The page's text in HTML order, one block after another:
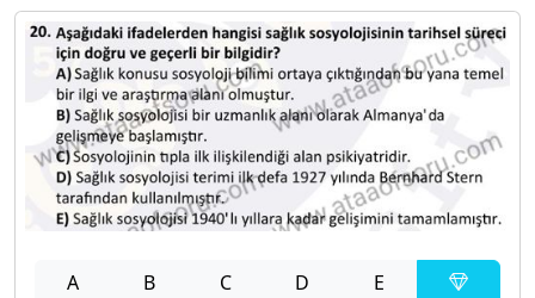
A B C D E